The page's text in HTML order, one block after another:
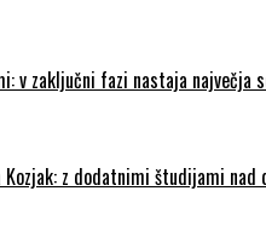
v zaključni fazi nastaja največja
z dodatnimi študijami nad